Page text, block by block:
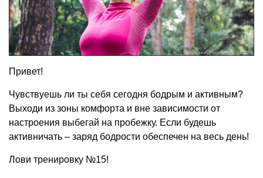
Привет!
Чувствуешь ли ты себя сегодня бодрым и активным?
Выходи из зоны комфорта и вне зависимости от
настроения выбегай на пробежку. Если будешь
активничать – заряд бодрости обеспечен на весь день!
Лови тренировку №15!